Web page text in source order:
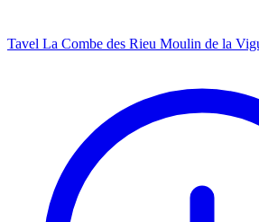
Tavel La Combe des Rieu Moulin de la